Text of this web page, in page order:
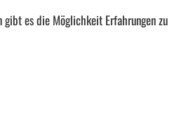
es die Möglichkeit Erfahrungen zu